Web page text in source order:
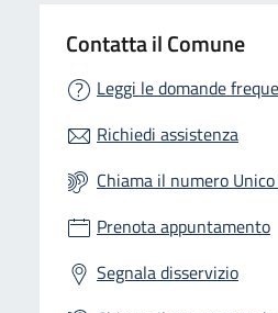
Contatta il Comune
Leggi le domande
Richiedi assistenza
Chiama il numero
Prenota appuntamento
Segnala disservizio